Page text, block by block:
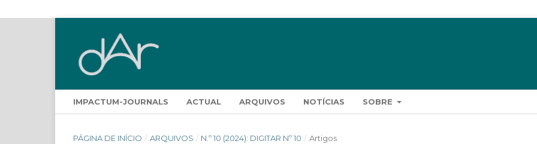
IMPACTUM-JOURNALS ACTUAL ARQUIVOS NOTÍCIAS SOBRE
PÁGINA DE INÍCIO / ARQUIVOS / N.º 10 (2024): DIGITAR Nº 10 / Artigos